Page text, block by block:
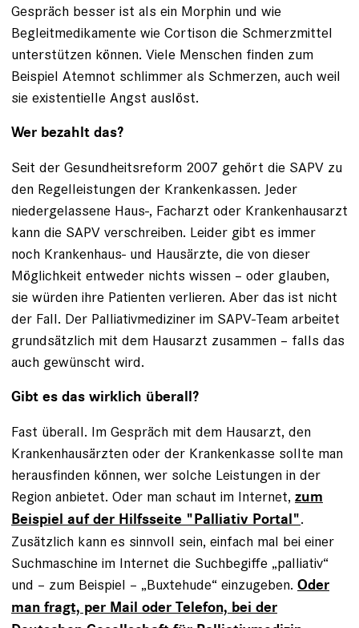
Gespräch besser ist als ein Morphin und wie
Begleitmedikamente wie Cortison die Schmerzmittel
unterstützen können. Viele Menschen finden zum
Beispiel Atemnot schlimmer als Schmerzen, auch weil
sie existentielle Angst auslöst.
Wer bezahlt das?
Seit der Gesundheitsreform 2007 gehört die SAPV zu
den Regelleistungen der Krankenkassen. Jeder
niedergelassene Haus-, Facharzt oder Krankenhausarzt
kann die SAPV verschreiben. Leider gibt es immer
noch Krankenhaus- und Hausärzte, die von dieser
Möglichkeit entweder nichts wissen – oder glauben,
sie würden ihre Patienten verlieren. Aber das ist nicht
der Fall. Der Palliativmediziner im SAPV-Team arbeitet
grundsätzlich mit dem Hausarzt zusammen – falls das
auch gewünscht wird.
Gibt es das wirklich überall?
Fast überall. Im Gespräch mit dem Hausarzt, den
Krankenhausärzten oder der Krankenkasse sollte man
herausfinden können, wer solche Leistungen in der
Region anbietet. Oder man schaut im Internet, zum
Beispiel auf der Hilfsseite "Palliativ Portal".
Zusätzlich kann es sinnvoll sein, einfach mal bei einer
Suchmaschine im Internet die Suchbegiffe „palliativ“
und – zum Beispiel – „Buxtehude“ einzugeben. Oder
man fragt, per Mail oder Telefon, bei der